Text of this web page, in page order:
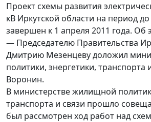
Проект схемы развития
кВ Иркутской области на период до
завершен к 1 апреля 2011 года. Об
— Председателю Правительства
Дмитрию Мезенцеву доложил
политики, энергетики, транспорта
Воронин.
В министерстве жилищной
транспорта и связи прошло
был рассмотрен ход работ над